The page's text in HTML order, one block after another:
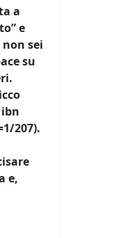
a
e
non sei
su
207).
e,